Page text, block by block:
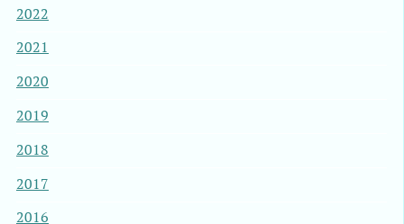
2022
2021
2020
2019
2018
2017
2016